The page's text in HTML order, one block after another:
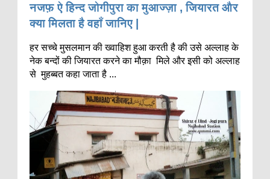
नजफ़ ऐ हिन्द जोगीपुरा का मुआज्ज़ा , जियारत और
क्या मिलता है वहाँ जानिए |
हर सच्चे मुसलमान की ख्वाहिश हुआ करती है की उसे अल्लाह के
नेक बन्दों की जियारत करने का मौक़ा मिले और इसी को अल्लाह
से मुहब्बत कहा जाता है ...